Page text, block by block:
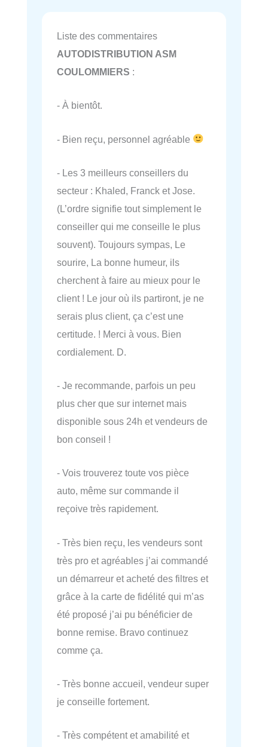
Liste des commentaires
AUTODISTRIBUTION ASM
COULOMMIERS :
- À bientôt.
- Bien reçu, personnel agréable
- Les 3 meilleurs conseillers du
secteur : Khaled, Franck et Jose.
(L’ordre signifie tout simplement le
conseiller qui me conseille le plus
souvent). Toujours sympas, Le
sourire, La bonne humeur, ils
cherchent à faire au mieux pour le
client ! Le jour où ils partiront, je ne
serais plus client, ça c’est une
certitude. ! Merci à vous. Bien
cordialement. D.
- Je recommande, parfois un peu
plus cher que sur internet mais
disponible sous 24h et vendeurs de
bon conseil !
- Vois trouverez toute vos pièce
auto, même sur commande il
reçoive très rapidement.
- Très bien reçu, les vendeurs sont
très pro et agréables j’ai commandé
un démarreur et acheté des filtres et
grâce à la carte de fidélité qui m’as
été proposé j’ai pu bénéficier de
bonne remise. Bravo continuez
comme ça.
- Très bonne accueil, vendeur super
je conseille fortement.
- Très compétent et amabilité et